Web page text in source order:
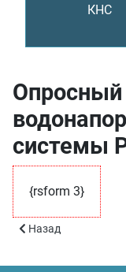
КНС
Опросный
системы
{rsform 3}
Предыдущий:
Назад